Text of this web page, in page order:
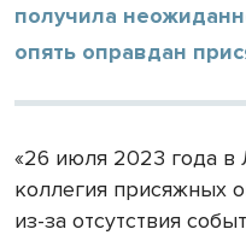
получила
опять оправдан
«26 июля 2023 года в
коллегия присяжных
из-за отсутствия